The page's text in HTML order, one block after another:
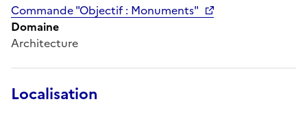
Commande "Objectif : Monuments"
Domaine
Architecture
Localisation